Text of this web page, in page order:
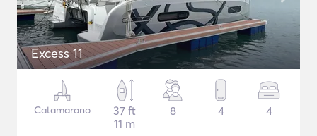
Excess 11
Catamarano
37 ft
11 m
8 4 4